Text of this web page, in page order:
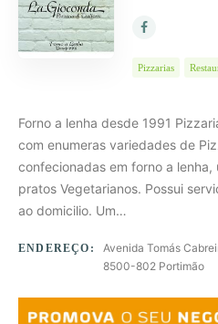
Pizzarias
Forno a lenha desde 1991
com enumeras variedades de
confecionadas em forno a lenha,
pratos Vegetarianos. Possui
ao domicilio. Um…
ENDEREÇO:
Avenida Tomás
8500-802 Portimão